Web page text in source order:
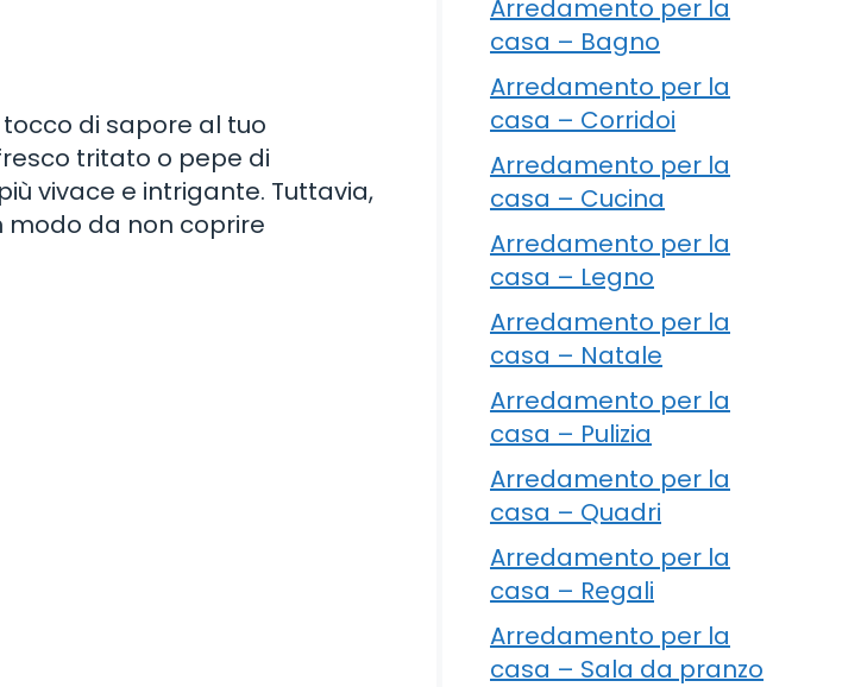
di sapore al tuo
tritato o pepe di
vivace e intrigante. Tuttavia,
modo da non coprire
Arredamento per la
casa – Bagno
Arredamento per la
casa – Corridoi
Arredamento per la
casa – Cucina
Arredamento per la
casa – Legno
Arredamento per la
casa – Natale
Arredamento per la
casa – Pulizia
Arredamento per la
casa – Quadri
Arredamento per la
casa – Regali
Arredamento per la
casa – Sala da pranzo